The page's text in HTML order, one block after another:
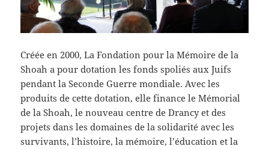
Créée en 2000, La Fondation pour la Mémoire de la
Shoah a pour dotation les fonds spoliés aux Juifs
pendant la Seconde Guerre mondiale. Avec les
produits de cette dotation, elle finance le Mémorial
de la Shoah, le nouveau centre de Drancy et des
projets dans les domaines de la solidarité avec les
survivants, l’histoire, la mémoire, l’éducation et la